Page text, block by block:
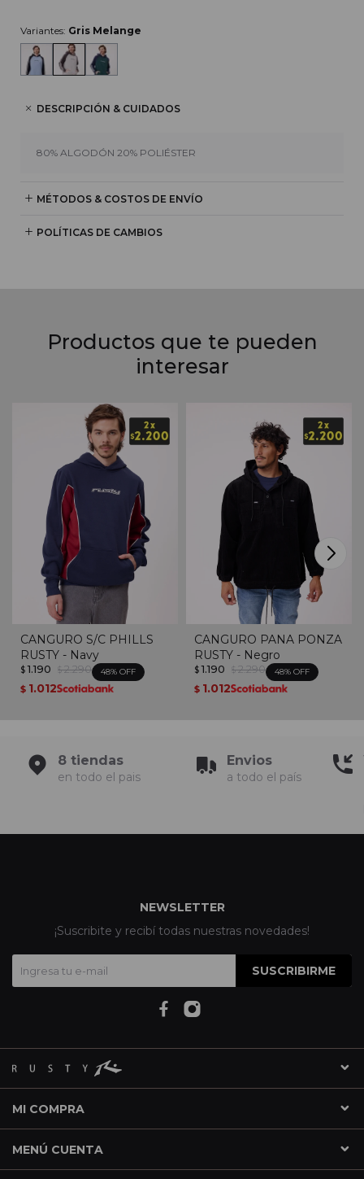
Variantes: Gris Melange
DESCRIPCIÓN & CUIDADOS
80% ALGODÓN 20% POLIÉSTER
MÉTODOS & COSTOS DE ENVÍO
POLÍTICAS DE CAMBIOS
Productos que te pueden
interesar
CANGURO S/C PHILLS
RUSTY - Navy
$ 1.190 $ 2.290 48
$ 1.012
CANGURO PANA PONZA
RUSTY - Negro
$ 1.190 $ 2.290 48
$ 1.012
8 tiendas
en todo el pais
Envios
a todo el país
MI COMPRA
MENÚ CUENTA
NEWSLETTER
¡Suscribite y recibí todas nuestras novedades!
SUSCRIBIRME